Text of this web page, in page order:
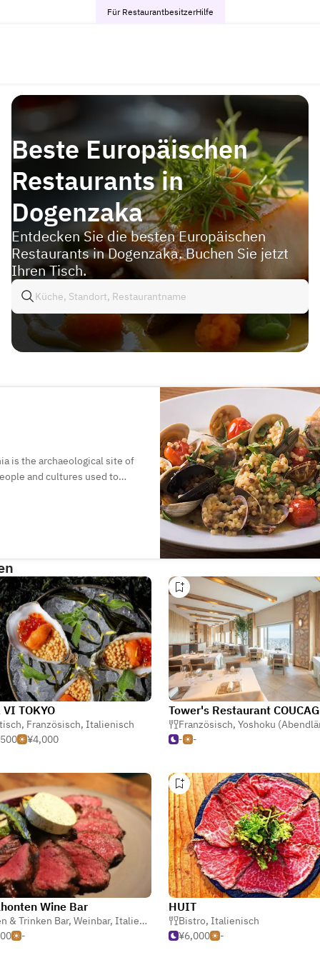
Für RestaurantbesitzerHilfe
Beste Europäischen
Restaurants in
Dogenzaka
Entdecken Sie die besten Europäischen
Restaurants in Dogenzaka. Buchen Sie jetzt
Ihren Tisch.
is the archaeological site of
and cultures used to
We hope through dining
and healthy.
VI TOKYO
, Französisch, Italienisch
¥4,000
Tower's Restaurant
Französisch, Yoshoku (Abendländische
-
-
, Sandwiches
Wine Bar
& Trinken Bar, Weinbar, Italienisch
-
HUIT
Bistro, Italienisch
¥6,000
-